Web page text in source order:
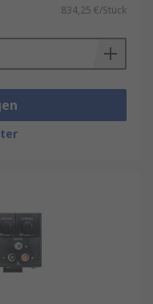
834,25 €/Stück